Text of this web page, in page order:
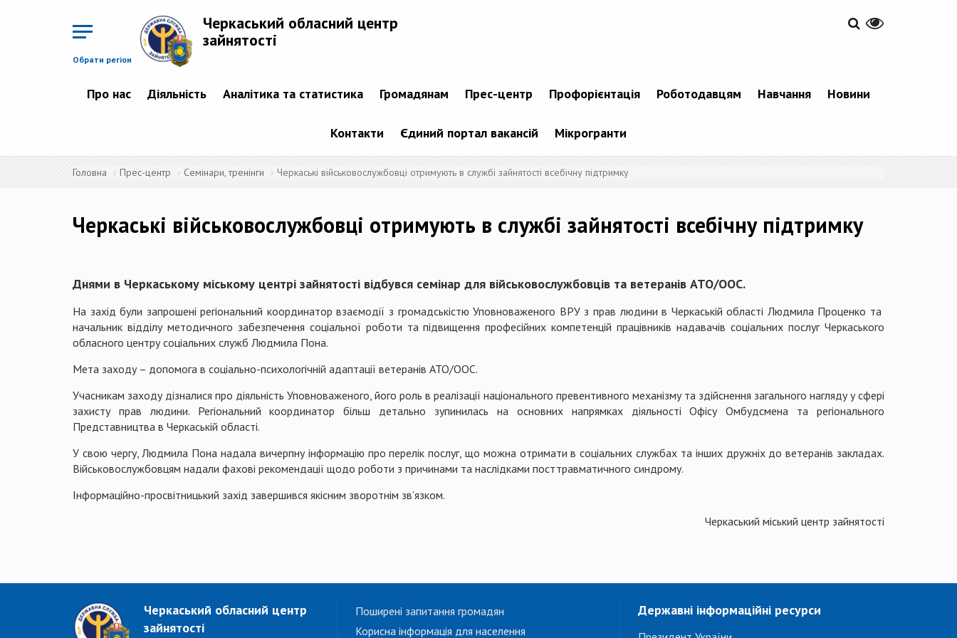
Обрати регіон
Черкаський обласний центр
зайнятості
Про нас Діяльність Аналітика та статистика Громадянам Прес-центр Профорієнтація Роботодавцям Навчання Новини
Контакти Єдиний портал вакансій Мікрогранти
Головна Прес-центр Семінари, тренінги Черкаські військовослужбовці отримують в службі зайнятості всебічну підтримку
Черкаські військовослужбовці отримують в службі зайнятості всебічну підтримку
Днями в Черкаському міському центрі зайнятості відбувся семінар для військовослужбовців та ветеранів АТО/ООС.
На захід були запрошені регіональний координатор взаємодії з громадськістю Уповноваженого ВРУ з прав людини в Черкаській області Людмила Проценко та
начальник відділу методичного забезпечення соціальної роботи та підвищення професійних компетенцій працівників надавачів соціальних послуг Черкаського
обласного центру соціальних служб Людмила Пона.
Мета заходу – допомога в соціально-психологічній адаптації ветеранів АТО/ООС.
Учасникам заходу дізналися про діяльність Уповноваженого, його роль в реалізації національного превентивного механізму та здійснення загального нагляду у сфері
захисту прав людини. Регіональний координатор більш детально зупинилась на основних напрямках діяльності Офісу Омбудсмена та регіонального
Представництва в Черкаській області.
У свою чергу, Людмила Пона надала вичерпну інформацію про перелік послуг, що можна отримати в соціальних службах та інших дружніх до ветеранів закладах.
Військовослужбовцям надали фахові рекомендації щодо роботи з причинами та наслідками посттравматичного синдрому.
Інформаційно-просвітницький захід завершився якісним зворотнім зв’язком.
Черкаський міський центр зайнятості
Черкаський обласний центр
зайнятості
Поширені запитання громадян
Корисна інформація для населення
Державні інформаційні ресурси